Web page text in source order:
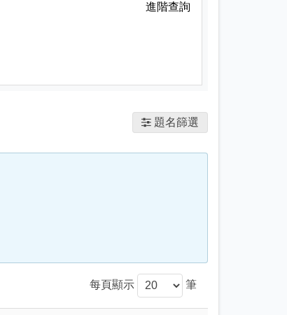
進階查詢
題名篩選
每頁顯示 筆